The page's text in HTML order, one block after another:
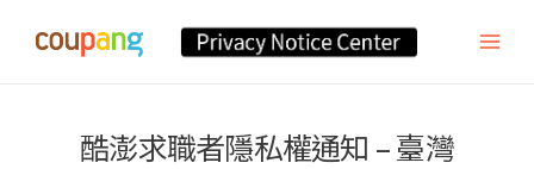
酷澎求職者隱私權通知 – 臺灣